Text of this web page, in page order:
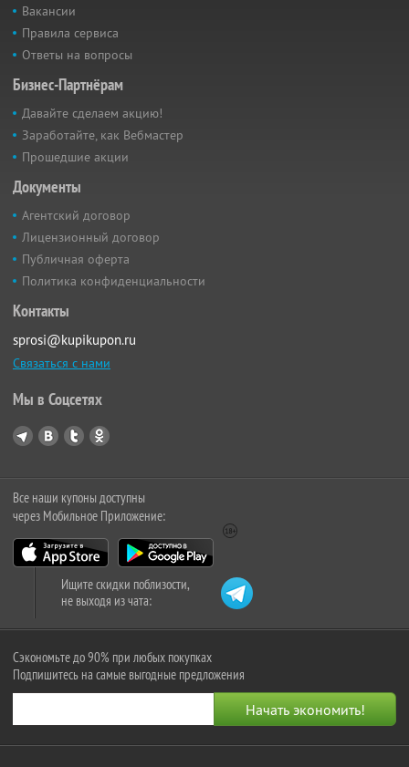
Вакансии
Правила сервиса
Ответы на вопросы
Бизнес-Партнёрам
Давайте сделаем акцию!
Заработайте, как Вебмастер
Прошедшие акции
Документы
Агентский договор
Лицензионный договор
Публичная оферта
Политика конфиденциальности
Контакты
sprosi@kupikupon.ru
Связаться с нами
Мы в Соцсетях
Все наши купоны доступны
через Мобильное Приложение:
Ищите скидки поблизости,
не выходя из чата:
Сэкономьте до 90% при любых покупках
Подпишитесь на самые выгодные предложения